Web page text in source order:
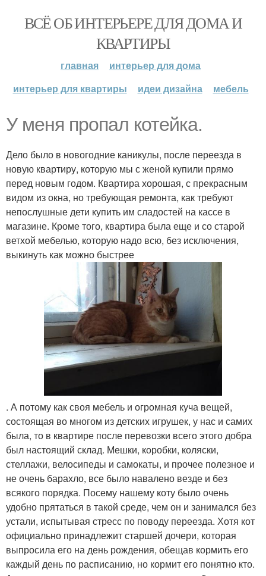
ВСЁ ОБ ИНТЕРЬЕРЕ ДЛЯ ДОМА И
КВАРТИРЫ
главная
интерьер для дома
интерьер для квартиры
идеи дизайна мебель
У меня пропал котейка.
Дело было в новогодние каникулы, после переезда в
новую квартиру, которую мы с женой купили прямо
перед новым годом. Квартира хорошая, с прекрасным
видом из окна, но требующая ремонта, как требуют
непослушные дети купить им сладостей на кассе в
магазине. Кроме того, квартира была еще и со старой
ветхой мебелью, которую надо всю, без исключения,
выкинуть как можно быстрее
. А потому как своя мебель и огромная куча вещей,
состоящая во многом из детских игрушек, у нас и самих
была, то в квартире после перевозки всего этого добра
был настоящий склад. Мешки, коробки, коляски,
стеллажи, велосипеды и самокаты, и прочее полезное и
не очень барахло, все было навалено везде и без
всякого порядка. Посему нашему коту было очень
удобно прятаться в такой среде, чем он и занимался без
устали, испытывая стресс по поводу переезда. Хотя кот
официально принадлежит старшей дочери, которая
выпросила его на день рождения, обещав кормить его
каждый день по расписанию, но кормит его понятно кто.